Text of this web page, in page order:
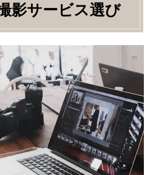
影サービス選び